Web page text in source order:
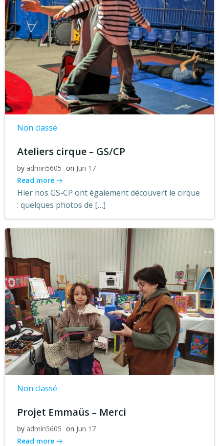
Non classé
Ateliers cirque – GS/CP
by admin5605 on Jun 17
Read more
Hier nos GS-CP ont également découvert le cirque
: quelques photos de […]
Non classé
Projet Emmaüs – Merci
by admin5605 on Jun 17
Read more